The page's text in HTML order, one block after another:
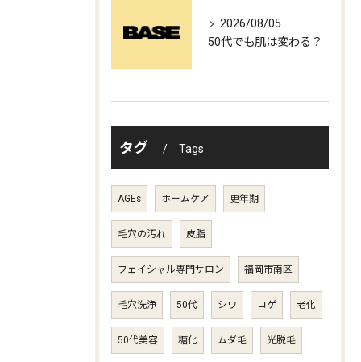
2026/08/05
50代でも肌は変わる？
タグ Tags
AGEs ホームケア 更年期
毛穴の汚れ 皮脂
フェイシャル専門サロン 福岡市南区
毛穴洗浄 50代 シワ コゲ 老化
50代美容 糖化 ムダ毛 光脱毛